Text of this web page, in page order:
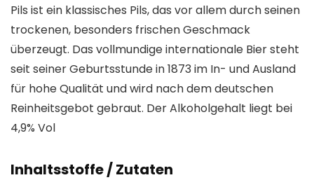
Pils ist ein klassisches Pils, das vor allem durch seinen
trockenen, besonders frischen Geschmack
überzeugt. Das vollmundige internationale Bier steht
seit seiner Geburtsstunde in 1873 im In- und Ausland
für hohe Qualität und wird nach dem deutschen
Reinheitsgebot gebraut. Der Alkoholgehalt liegt bei
4,9% Vol
Inhaltsstoffe / Zutaten